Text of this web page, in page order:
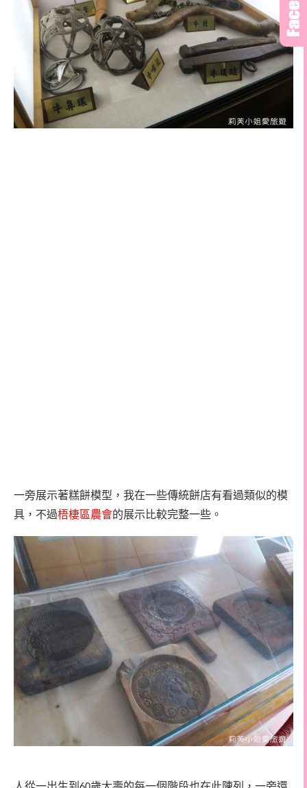
一旁展示著糕餅模型，我在一些傳統餅店有看過類似的模
具，不過梧棲區農會的展示比較完整一些。